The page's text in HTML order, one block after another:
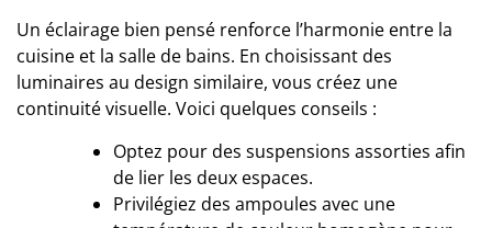
Un éclairage bien pensé renforce l’harmonie entre la
cuisine et la salle de bains. En choisissant des
luminaires au design similaire, vous créez une
continuité visuelle. Voici quelques conseils :
Optez pour des suspensions assorties afin
de lier les deux espaces.
Privilégiez des ampoules avec une